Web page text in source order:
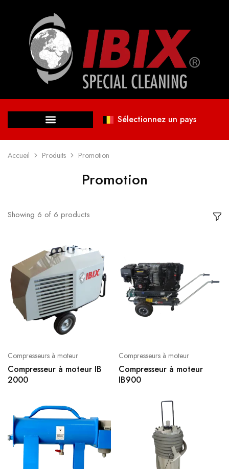
Sélectionnez un pays
Accueil Produits Promotion
Promotion
Showing 6 of 6 products
Compresseurs à moteur
Compresseur à moteur IB
2000
Compresseurs à moteur
Compresseur à moteur
IB900